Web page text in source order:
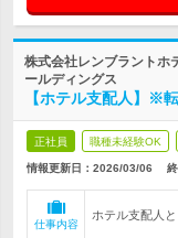
株式会社レンブラントホ
ールディングス
【ホテル支配人】※
正社員 職種未経験OK
情報更新日：2026/03/06
仕事内容
ホテル支配人